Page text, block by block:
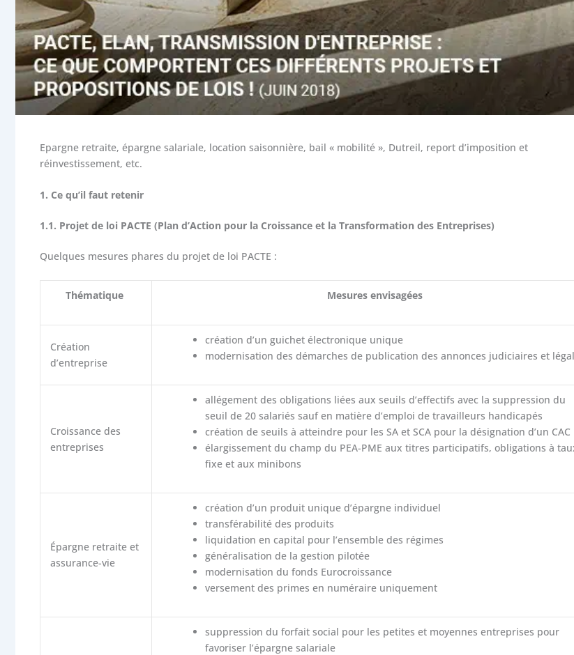
Epargne retraite, épargne salariale, location saisonnière, bail « mobilité », Dutreil, report d’imposition et
réinvestissement, etc.
1. Ce qu’il faut retenir
1.1. Projet de loi PACTE (Plan d’Action pour la Croissance et la Transformation des Entreprises)
Quelques mesures phares du projet de loi PACTE :
Thématique Mesures envisagées
Création
d’entreprise
création d’un guichet électronique unique
modernisation des démarches de publication des annonces judiciaires et
Croissance des
entreprises
allégement des obligations liées aux seuils d’effectifs avec la suppression du
seuil de 20 salariés sauf en matière d’emploi de travailleurs handicapés
création de seuils à atteindre pour les SA et SCA pour la désignation d’un CAC
élargissement du champ du PEA-PME aux titres participatifs, obligations à
fixe et aux minibons
Épargne retraite et
assurance-vie
création d’un produit unique d’épargne individuel
transférabilité des produits
liquidation en capital pour l’ensemble des régimes
généralisation de la gestion pilotée
modernisation du fonds Eurocroissance
versement des primes en numéraire uniquement
suppression du forfait social pour les petites et moyennes entreprises pour
favoriser l’épargne salariale